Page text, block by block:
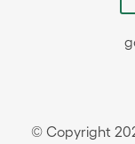
© Copyright